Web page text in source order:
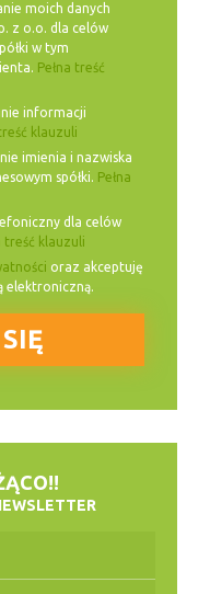
moich danych
z o.o. dla celów
w tym
Pełna treść
informacji
klauzuli
imienia i nazwiska
spółki. Pełna
dla celów
treść klauzuli
oraz akceptuję
elektroniczną.